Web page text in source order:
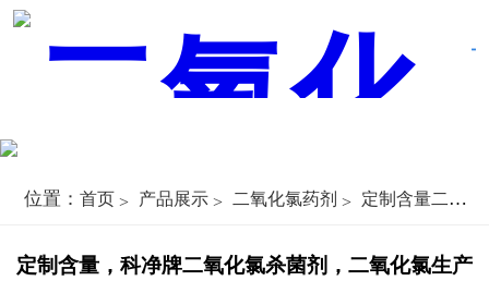
位置： 首页 产品展示 二氧化氯药剂 定制含量二氧化氯
定制含量，科净牌二氧化氯杀菌剂，二氧化氯生产